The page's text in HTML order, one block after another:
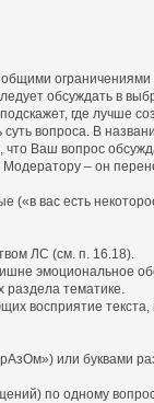
ограничениями
обсуждать в
где лучше
вопроса. В
Ваш вопрос
– он
вас есть
ЛС (см. п. 16.18).
эмоциональное
тематике.
восприятие текста,
или буквами
по одному